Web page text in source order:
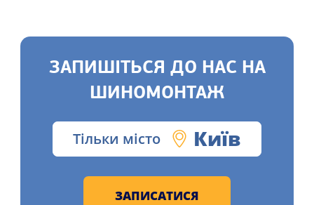
ЗАПИШІТЬСЯ ДО НАС НА
ШИНОМОНТАЖ
Тільки місто Київ
ЗАПИСАТИСЯ